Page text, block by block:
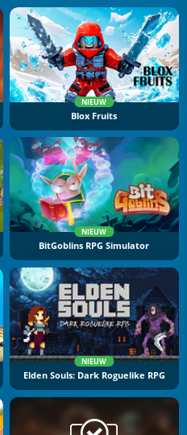
NIEUW
Blox Fruits
NIEUW
BitGoblins RPG Simulator
NIEUW
Elden Souls: Dark Roguelike RPG